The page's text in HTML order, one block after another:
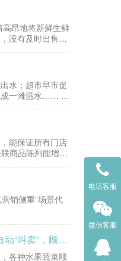
高昂地将新鲜生鲜
没有及时出售，
水；超市早市促
成一滩温水…… 这
能保证所有门店
商品陈列能增加
销侧重”场景代
超市播音软件超市海报软件还在愁客流？西银超市智能播音软件+魔性水果顺口溜，24小时自动“叫卖”，顾客闻声进店！生鲜水果店引流“王炸”！
各种水果蔬菜顺
电话客服
微信客服